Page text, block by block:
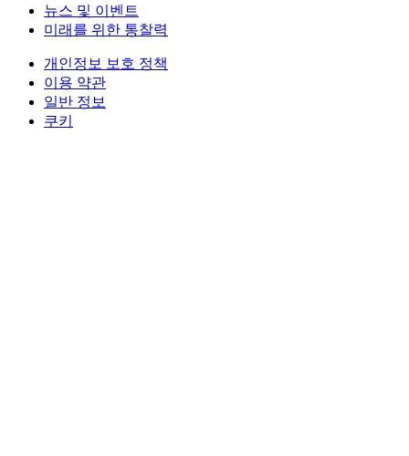
뉴스 및 이벤트
미래를 위한 통찰력
개인정보 보호 정책
이용 약관
일반 정보
쿠키